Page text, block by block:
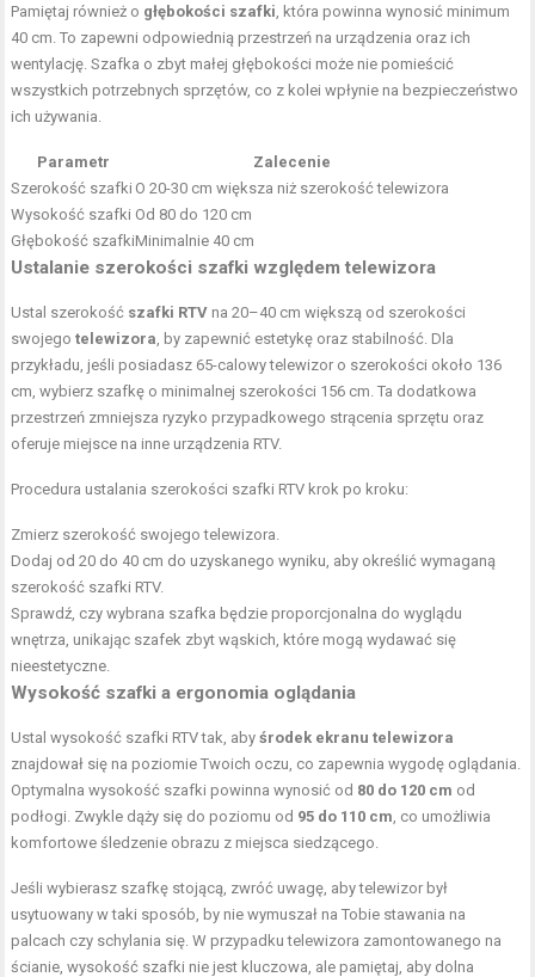
Pamiętaj również o głębokości szafki , która powinna wynosić minimum
40 cm. To zapewni odpowiednią przestrzeń na urządzenia oraz ich
wentylację. Szafka o zbyt małej głębokości może nie pomieścić
wszystkich potrzebnych sprzętów, co z kolei wpłynie na bezpieczeństwo
ich używania.
Parametr
Zalecenie
Szerokość szafki O 20-30 cm większa niż szerokość telewizora
Wysokość szafki Od 80 do 120 cm
Głębokość szafkiMinimalnie 40 cm
Ustalanie szerokości szafki względem telewizora
Ustal szerokość szafki RTV na 20–40 cm większą od szerokości
swojegotelewizora , by zapewnić estetykę oraz stabilność. Dla
przykładu, jeśli posiadasz 65-calowy telewizor o szerokości około 136
cm, wybierz szafkę o minimalnej szerokości 156 cm. Ta dodatkowa
przestrzeń zmniejsza ryzyko przypadkowego strącenia sprzętu oraz
oferuje miejsce na inne urządzenia RTV.
Procedura ustalania szerokości szafki RTV krok po kroku:
Zmierz szerokość swojego telewizora.
Dodaj od 20 do 40 cm do uzyskanego wyniku, aby określić wymaganą
szerokość szafki RTV.
Sprawdź, czy wybrana szafka będzie proporcjonalna do wyglądu
wnętrza, unikając szafek zbyt wąskich, które mogą wydawać się
nieestetyczne.
Wysokość szafki a ergonomia oglądania
Ustal wysokość szafki RTV tak, abyśrodek ekranu telewizora
znajdował się na poziomie Twoich oczu, co zapewnia wygodę oglądania.
Optymalna wysokość szafki powinna wynosić od 80 do 120 cm od
podłogi. Zwykle dąży się do poziomu od 95 do 110 cm , co umożliwia
komfortowe śledzenie obrazu z miejsca siedzącego.
Jeśli wybierasz szafkę stojącą, zwróć uwagę, aby telewizor był
usytuowany w taki sposób, by nie wymuszał na Tobie stawania na
palcach czy schylania się. W przypadku telewizora zamontowanego na
ścianie, wysokość szafki nie jest kluczowa, ale pamiętaj, aby dolna